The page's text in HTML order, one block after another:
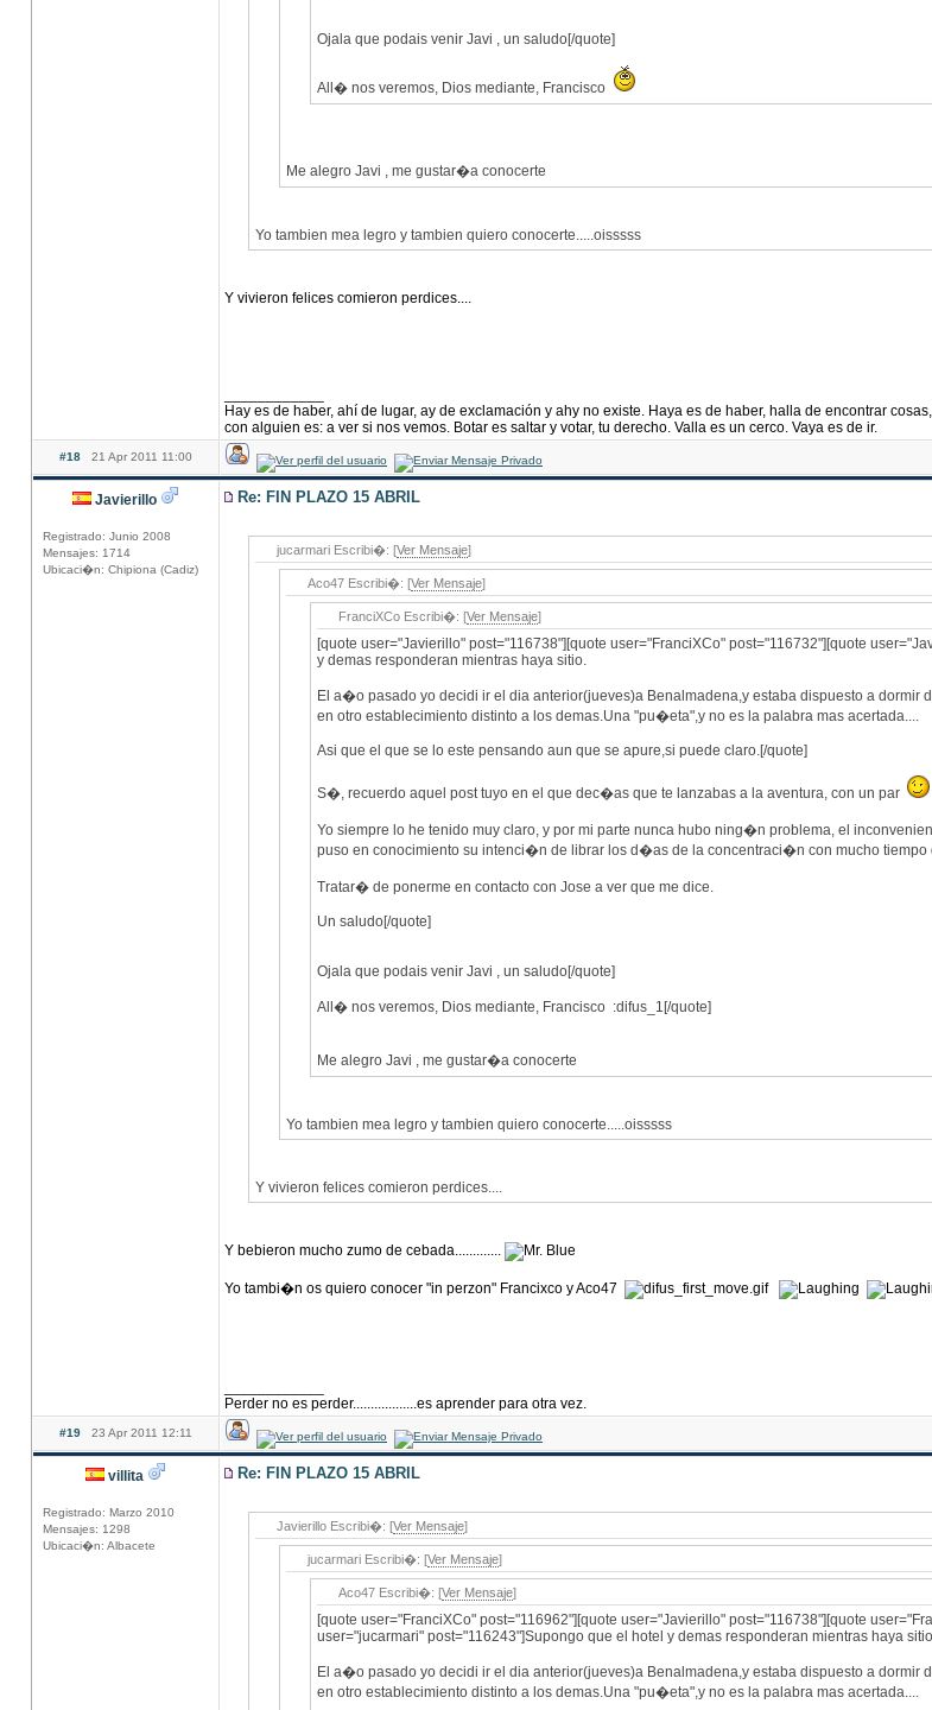
Ojala que podais venir Javi , un saludo[/quote]
All� nos veremos, Dios mediante, Francisco
Me alegro Javi , me gustar�a conocerte
Yo tambien mea legro y tambien quiero conocerte.....oisssss
Y vivieron felices comieron perdices....
Hay es de haber, ahí de lugar, ay de exclamación y ahy no existe. Haya es de haber, halla de encontrar
con alguien es: a ver si nos vemos. Botar es saltar y votar, tu derecho. Valla es un cerco. Vaya es de ir.
#18 21 Apr 2011 11:00
Javierillo
Registrado: Junio 2008
Mensajes: 1714
Ubicaci�n: Chipiona (Cadiz)
Re: FIN PLAZO 15 ABRIL
jucarmari Escribi�: [Ver Mensaje]
Aco47 Escribi�: [Ver Mensaje]
FranciXCo Escribi�: [Ver Mensaje]
[quote user="Javierillo" post="116738"][quote user="FranciXCo" post="116732"][quote
y demas responderan mientras haya sitio.
El a�o pasado yo decidi ir el dia anterior(jueves)a Benalmadena,y estaba dispuesto a
en otro establecimiento distinto a los demas.Una "pu�eta",y no es la palabra mas acertada....
Asi que el que se lo este pensando aun que se apure,si puede claro.[/quote]
S�, recuerdo aquel post tuyo en el que dec�as que te lanzabas a la aventura, con un par
Yo siempre lo he tenido muy claro, y por mi parte nunca hubo ning�n problema, el
puso en conocimiento su intenci�n de librar los d�as de la concentraci�n con mucho
Tratar� de ponerme en contacto con Jose a ver que me dice.
Un saludo[/quote]
Ojala que podais venir Javi , un saludo[/quote]
All� nos veremos, Dios mediante, Francisco :difus_1[/quote]
Me alegro Javi , me gustar�a conocerte
Yo tambien mea legro y tambien quiero conocerte.....oisssss
Y vivieron felices comieron perdices....
Y bebieron mucho zumo de cebada.............
Yo tambi�n os quiero conocer "in perzon" Francixco y Aco47
Perder no es perder..................es aprender para otra vez.
#19 23 Apr 2011 12:11
villita
Registrado: Marzo 2010
Mensajes: 1298
Ubicaci�n: Albacete
Re: FIN PLAZO 15 ABRIL
Javierillo Escribi�: [Ver Mensaje]
jucarmari Escribi�: [Ver Mensaje]
Aco47 Escribi�: [Ver Mensaje]
[quote user="FranciXCo" post="116962"][quote user="Javierillo" post="116738"][quote
user="jucarmari" post="116243"]Supongo que el hotel y demas responderan mientras haya
El a�o pasado yo decidi ir el dia anterior(jueves)a Benalmadena,y estaba dispuesto a
en otro establecimiento distinto a los demas.Una "pu�eta",y no es la palabra mas acertada....